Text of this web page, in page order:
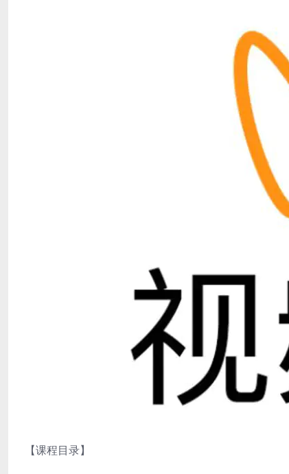
【课程目录】